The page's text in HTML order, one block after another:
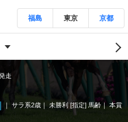
福島 東京 京都
走
サラ系2歳 未勝利 [指定] 馬齢
本賞